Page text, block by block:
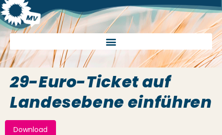
29-Euro-Ticket auf
Landesebene einführen
Download